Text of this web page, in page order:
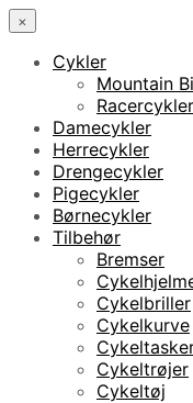
×
Cykler
Mountain
Racercykler
Damecykler
Herrecykler
Drengecykler
Pigecykler
Børnecykler
Tilbehør
Bremser
Cykelbriller
Cykelkurve
Cykeltrøjer
Cykeltøj